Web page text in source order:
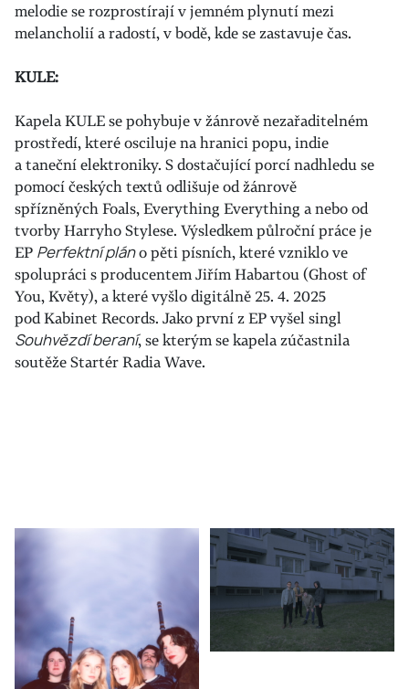
melodie se rozprostírají v jemném plynutí mezi
melancholií a radostí, v bodě, kde se zastavuje čas.
KULE:
Kapela KULE se pohybuje v žánrově nezařaditelném
prostředí, které osciluje na hranici popu, indie
a taneční elektroniky. S dostačující porcí nadhledu se
pomocí českých textů odlišuje od žánrově
spřízněných Foals, Everything Everything a nebo od
tvorby Harryho Stylese. Výsledkem půlroční práce je
EP Perfektní pláno pěti písních, které vzniklo ve
spolupráci s producentem Jiřím Habartou (Ghost of
You, Květy), a které vyšlo digitálně 25. 4. 2025
pod Kabinet Records. Jako první z EP vyšel singl
Souhvězdí beraní, se kterým se kapela zúčastnila
soutěže Startér Radia Wave.